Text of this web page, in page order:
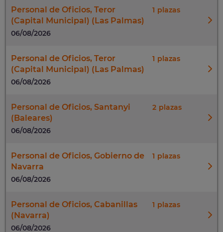
Personal de Oficios, Teror
(Capital Municipal) (Las Palmas)
1
06/08/2026
Personal de Oficios, Teror
(Capital Municipal) (Las Palmas)
1
06/08/2026
Personal de Oficios, Santanyi
(Baleares)
2
06/08/2026
Personal de Oficios, Gobierno de
Navarra
1
06/08/2026
Personal de Oficios, Cabanillas
(Navarra)
1
06/08/2026